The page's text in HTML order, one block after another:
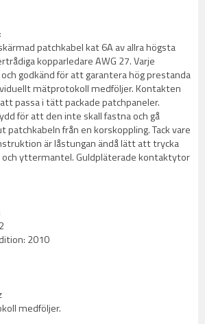
patchkabel kat 6A av allra högsta
kopparledare AWG 27. Varje
godkänd för att garantera hög prestanda
mätprotokoll medföljer. Kontakten
passa i tätt packade patchpaneler.
för att den inte skall fastna och gå
patchkabeln från en korskoppling. Tack vare
är låstungan ändå lätt att trycka
yttermantel. Guldpläterade kontaktytor
2010
medföljer.